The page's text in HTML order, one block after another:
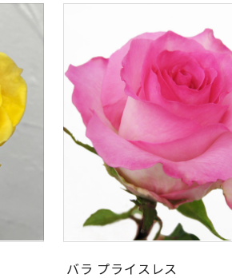
バラ プライスレス